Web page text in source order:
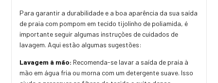
Para garantir a durabilidade e a boa aparência da sua saída
de praia com pompom em tecido tijolinho de poliamida, é
importante seguir algumas instruções de cuidados de
lavagem. Aqui estão algumas sugestões:
Lavagem à mão: Recomenda-se lavar a saída de praia à
mão em água fria ou morna com um detergente suave. Isso